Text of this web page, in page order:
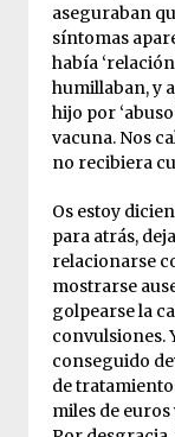
aseguraban
síntomas
había
humillaban, y
hijo por
vacuna. Nos
no recibiera
Os estoy
para atrás,
relacionarse
mostrarse
golpearse la
convulsiones.
conseguido
de
miles de